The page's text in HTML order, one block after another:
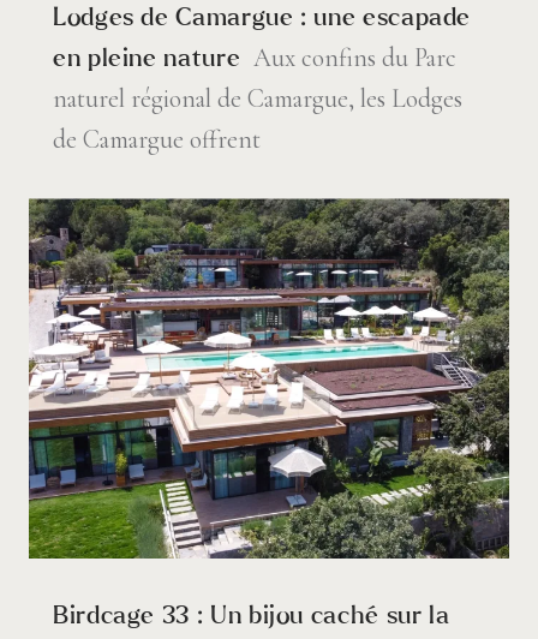
Lodges de Camargue : une escapade
en pleine nature Aux confins du Parc
naturel régional de Camargue, les Lodges
de Camargue offrent
Birdcage 33 : Un bijou caché sur la